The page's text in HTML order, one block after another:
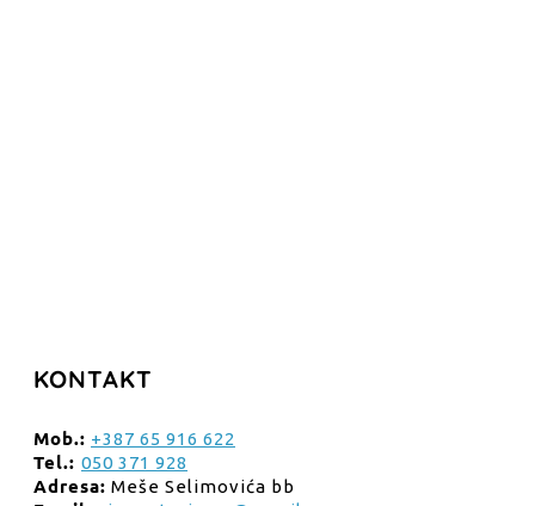
KONTAKT
Mob.: +387 65 916 622
Tel.: 050 371 928
Adresa: Meše Selimovića bb